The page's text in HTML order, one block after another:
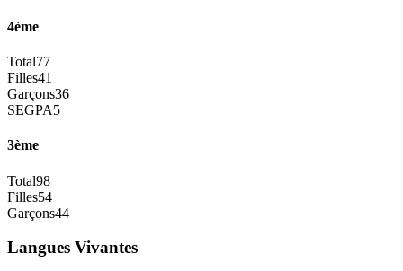
4ème
Total77
Filles41
Garçons36
SEGPA5
3ème
Total98
Filles54
Garçons44
Langues Vivantes